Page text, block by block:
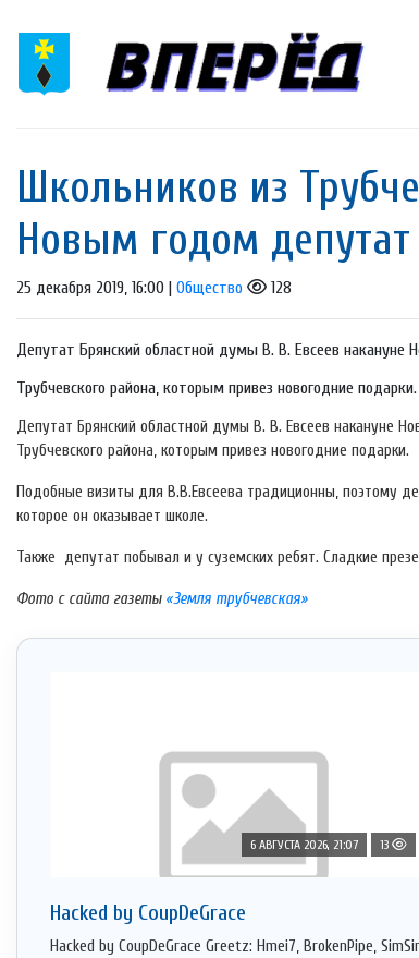
Школьников из
Новым годом
25 декабря 2019, 16:00 | Общество 128
Депутат Брянский областной думы В. В. Евсеев накануне
Трубчевского района, которым привез новогодние
Депутат Брянский областной думы В. В. Евсеев накануне
Трубчевского района, которым привез новогодние подарки.
Подобные визиты для В.В.Евсеева традиционны, поэтому
которое он оказывает школе.
Также депутат побывал и у суземских ребят. Сладкие
Фото с сайта газеты «Земля трубчевская»
6 АВГУСТА 2026, 21:07 13
Hacked by CoupDeGrace
Hacked by CoupDeGrace Greetz: Hmei7, BrokenPipe,